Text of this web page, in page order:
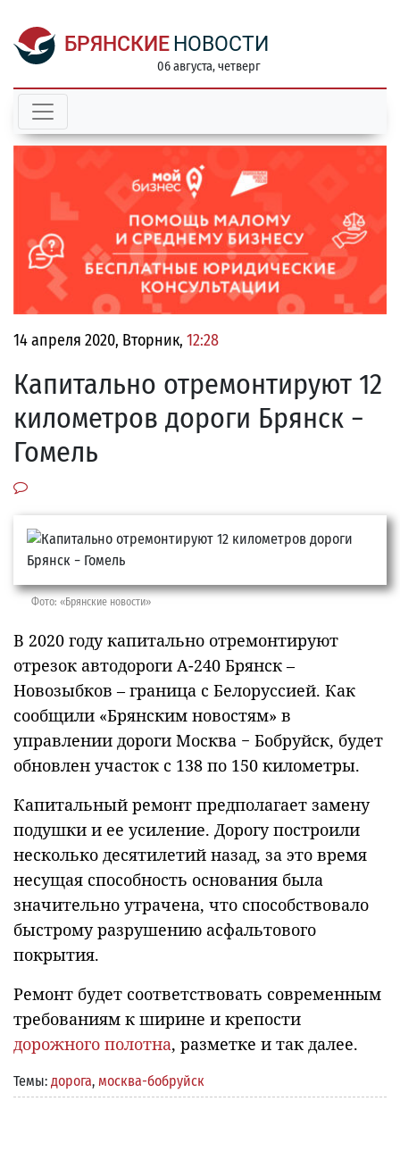
БРЯНСКИЕ НОВОСТИ
06 августа, четверг
14 апреля 2020, Вторник, 12:28
Капитально отремонтируют 12
километров дороги Брянск −
Гомель
Фото: «Брянские новости»
В 2020 году капитально отремонтируют
отрезок автодороги А-240 Брянск –
Новозыбков – граница с Белоруссией. Как
сообщили «Брянским новостям» в
управлении дороги Москва − Бобруйск, будет
обновлен участок с 138 по 150 километры.
Капитальный ремонт предполагает замену
подушки и ее усиление. Дорогу построили
несколько десятилетий назад, за это время
несущая способность основания была
значительно утрачена, что способствовало
быстрому разрушению асфальтового
покрытия.
Ремонт будет соответствовать современным
требованиям к ширине и крепости
дорожного полотна, разметке и так далее.
Темы: дорога, москва-бобруйск